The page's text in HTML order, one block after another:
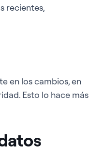
recientes,
en los cambios, en
Esto lo hace más